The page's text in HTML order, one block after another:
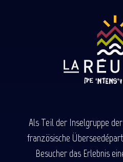
Als Teil der Inselgruppe
französische
Besucher das Erlebnis